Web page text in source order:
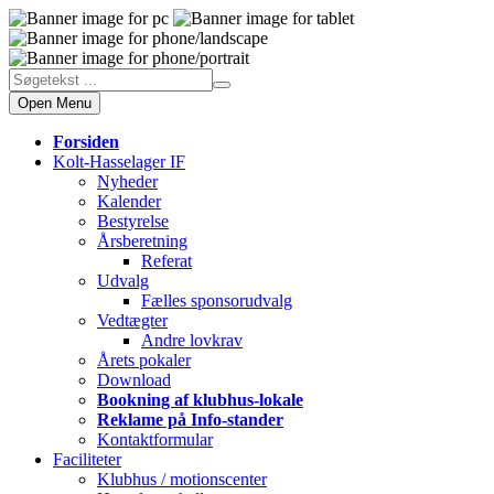
Open Menu
Forsiden
Kolt-Hasselager IF
Nyheder
Kalender
Bestyrelse
Årsberetning
Referat
Udvalg
Fælles sponsorudvalg
Vedtægter
Andre lovkrav
Årets pokaler
Download
Bookning af klubhus-lokale
Reklame på Info-stander
Kontaktformular
Faciliteter
Klubhus / motionscenter